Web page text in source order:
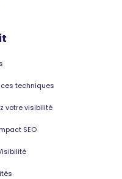
techniques
votre visibilité
SEO